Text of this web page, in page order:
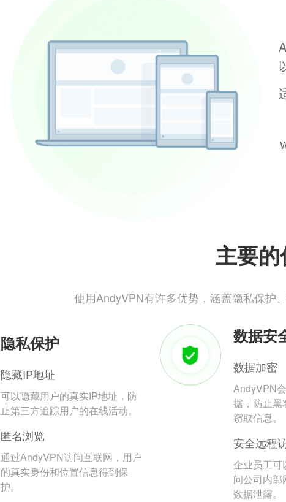
主要
使用AndyVPN有许多优势，涵盖隐私保护
隐私保护
隐藏IP地址
可以隐藏用户的真实IP地址，防
止第三方追踪用户的在线活动。
匿名浏览
通过AndyVPN访问互联网，用户
的真实身份和位置信息得到保
护。
数据安
数据加密
AndyVPN
据，防止黑
窃取信息。
安全远程
企业员工
问公司内
数据泄露。